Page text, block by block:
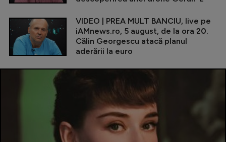
VIDEO | PREA MULT BANCIU, live pe
iAMnews.ro, 5 august, de la ora 20.
Călin Georgescu atacă planul
aderării la euro